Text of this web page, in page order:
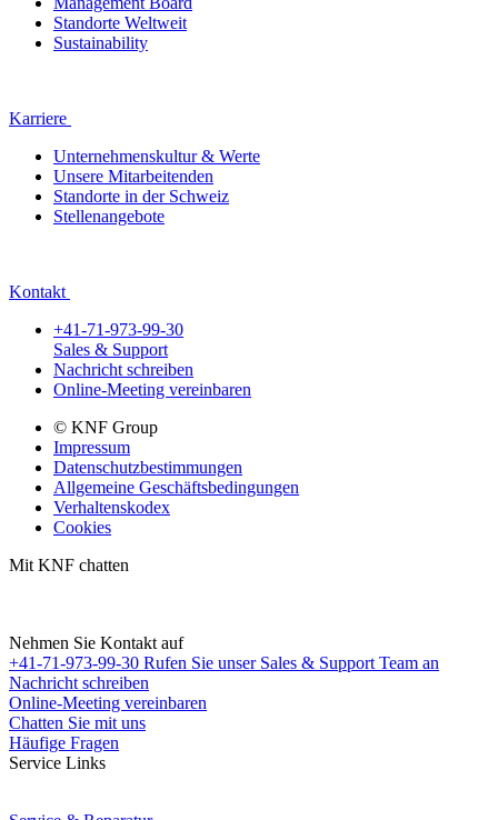
Standorte Weltweit
Sustainability
Karriere
Unternehmenskultur & Werte
Unsere Mitarbeitenden
Standorte in der Schweiz
Stellenangebote
Kontakt
+41-71-973-99-30
Sales & Support
Nachricht schreiben
Online-Meeting vereinbaren
© KNF Group
Impressum
Datenschutzbestimmungen
Allgemeine Geschäftsbedingungen
Verhaltenskodex
Cookies
Mit KNF chatten
Nehmen Sie Kontakt auf
+41-71-973-99-30 Rufen Sie unser Sales & Support Team an
Nachricht schreiben
Online-Meeting vereinbaren
Chatten Sie mit uns
Häufige Fragen
Service Links